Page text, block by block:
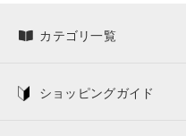
カテゴリ一覧
ショッピングガイド